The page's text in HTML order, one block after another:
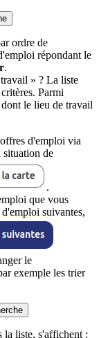
ordre de
répondant le
.
» ? La liste
Parmi
le lieu de travail
d'emploi via
situation de
.
que vous
suivantes,
le
exemple les trier
la liste, s'affichent :